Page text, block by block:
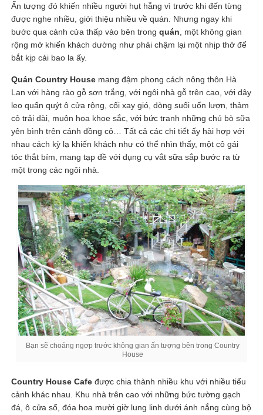
Ấn tượng đó khiến nhiều người hụt hẫng vì trước khi đến từng
được nghe nhiều, giới thiệu nhiều về quán. Nhưng ngay khi
bước qua cánh cửa thấp vào bên trongquán , một không gian
rộng mở khiến khách dường như phải chậm lại một nhịp thở để
bắt kịp cái bao la ấy.
Quán Country House mang đậm phong cách nông thôn Hà
Lan với hàng rào gỗ sơn trắng, với ngôi nhà gỗ trên cao, với dây
leo quấn quýt ô cửa rộng, cối xay gió, dòng suối uốn lượn, thảm
cỏ trải dài, muôn hoa khoe sắc, với bức tranh những chú bò sữa
yên bình trên cánh đồng cỏ… Tất cả các chi tiết ấy hài hợp với
nhau cách kỳ lạ khiến khách như có thể nhìn thấy, một cô gái
tóc thắt bím, mang tạp đề với dụng cụ vắt sữa sắp bước ra từ
một trong các ngôi nhà.
Bạn sẽ choáng ngợp trước không gian ấn tượng bên trong Country
House
Country House Cafe được chia thành nhiều khu với nhiều tiểu
cảnh khác nhau. Khu nhà trên cao với những bức tường gạch
đá, ô cửa sổ, đóa hoa mười giờ lung linh dưới ánh nắng cùng bộ